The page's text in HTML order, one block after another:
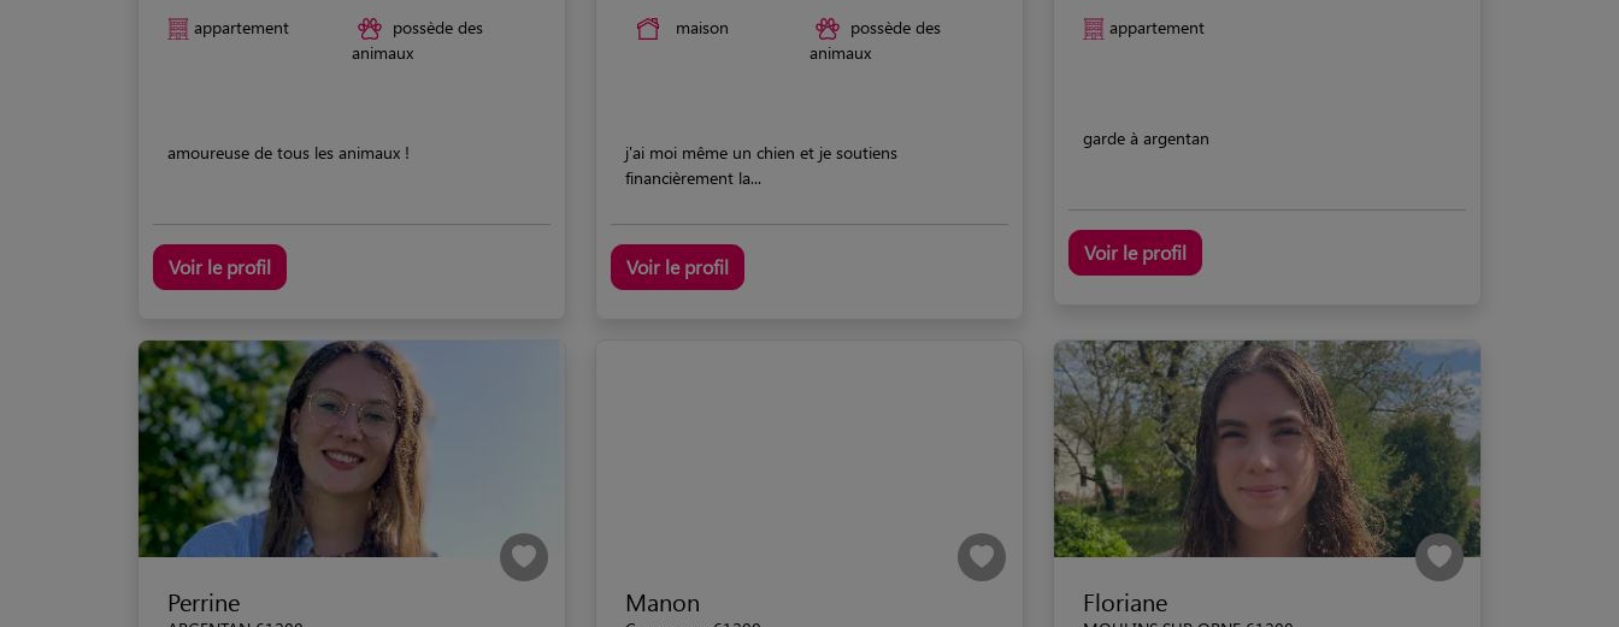
appartement
possède des
animaux
amoureuse de tous les animaux !
Voir le profil
maison
possède des
animaux
j'ai moi même un chien et je soutiens
financièrement la...
Voir le profil
appartement
garde à argentan
Voir le profil
Perrine Manon Floriane